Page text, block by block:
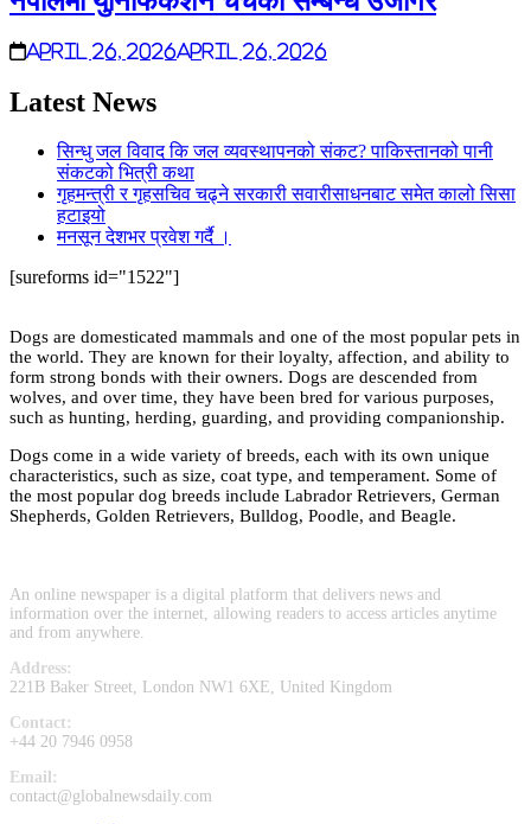
April 26, 2026April 26, 2026
Latest News
सिन्धु जल विवाद कि जल व्यवस्थापनको संकट? पाकिस्तानको पानी
संकटको भित्री कथा
गृहमन्त्री र गृहसचिव चढ्ने सरकारी सवारीसाधनबाट समेत कालो सिसा
हटाइयो
मनसून देशभर प्रवेश गर्दै ।
[sureforms id="1522"]
Dogs are domesticated mammals and one of the most popular pets in
the world. They are known for their loyalty, affection, and ability to
form strong bonds with their owners. Dogs are descended from
wolves, and over time, they have been bred for various purposes,
such as hunting, herding, guarding, and providing companionship.
Dogs come in a wide variety of breeds, each with its own unique
characteristics, such as size, coat type, and temperament. Some of
the most popular dog breeds include Labrador Retrievers, German
Shepherds, Golden Retrievers, Bulldog, Poodle, and Beagle.
An online newspaper is a digital platform that delivers news and
information over the internet, allowing readers to access articles anytime
and from anywhere.
Address:
221B Baker Street, London NW1 6XE, United Kingdom
Contact:
+44 20 7946 0958
Email:
contact@globalnewsdaily.com